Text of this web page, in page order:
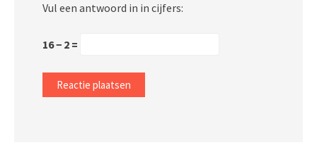
Vul een antwoord in in cijfers:
16 − 2 =